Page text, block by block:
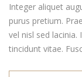
Integer aliquet
purus pretium.
vel nisl sed
tincidunt vitae.